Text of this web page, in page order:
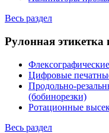
Весь раздел
Рулонная этикетка
Цифровые
Продольно-
(бобинорезки)
Ротационные
Весь раздел